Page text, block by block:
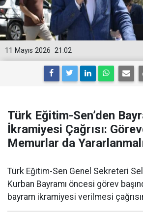
21:02
11 Mayıs 2026
Türk Eğitim-Sen’den
İkramiyesi Çağrısı:
Memurlar da
Türk Eğitim-Sen Genel Sekreteri
Kurban Bayramı öncesi görev
bayram ikramiyesi verilmesi